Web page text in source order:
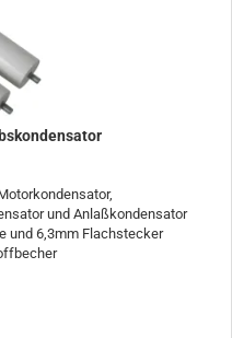
und Anlaßkondensator
und 6,3mm Flachstecker